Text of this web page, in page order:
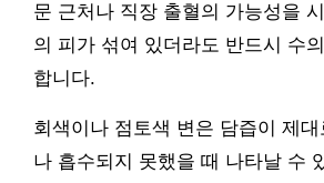
문 근처나 직장 출혈의 가능성을
의 피가 섞여 있더라도 반드시 수
합니다.
회색이나 점토색 변은 담즙이 제대
나 흡수되지 못했을 때 나타날 수